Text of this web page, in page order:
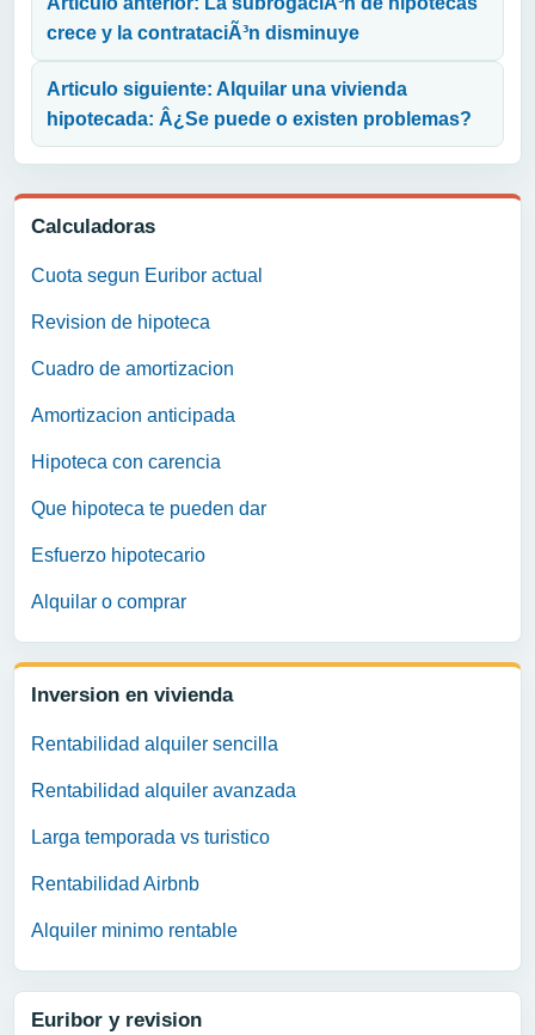
Calculadoras
Cuota segun Euribor actual
Revision de hipoteca
Cuadro de amortizacion
Amortizacion anticipada
Hipoteca con carencia
Que hipoteca te pueden dar
Esfuerzo hipotecario
Alquilar o comprar
Inversion en vivienda
Rentabilidad alquiler sencilla
Rentabilidad alquiler avanzada
Larga temporada vs turistico
Rentabilidad Airbnb
Alquiler minimo rentable
Euribor y revision
crece y la contrataciÃ³n disminuye
Articulo siguiente: Alquilar una vivienda
hipotecada: Â¿Se puede o existen problemas?